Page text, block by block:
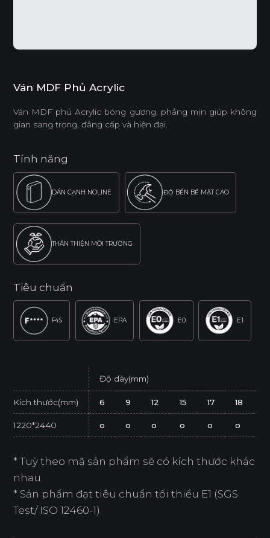
Ván MDF Phủ Acrylic
Ván MDF phủ Acrylic bóng gương, phẳng mịn giúp không
gian sang trọng, đẳng cấp và hiện đại.
Tính năng
DÁN CẠNH NOLINE ĐỘ BỀN BỀ MẶT CAO
THÂN THIỆN MÔI TRƯỜNG
Tiêu chuẩn
F4S EPA E0 E1
Độ dày(mm)
Kích thước(mm) 6 9 12 15 17 18
1220*2440 o o o o o o
* Tuỳ theo mã sản phẩm sẽ có kích thước khác
nhau.
* Sản phẩm đạt tiêu chuẩn tối thiểu E1 (SGS
Test/ ISO 12460-1).